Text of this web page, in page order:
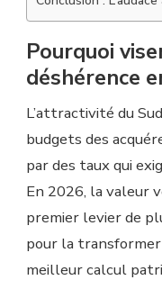
Pourquoi
déshérence
L’attractivité du
budgets des
par des taux qui
En 2026, la valeur
premier levier de
pour la
meilleur calcul